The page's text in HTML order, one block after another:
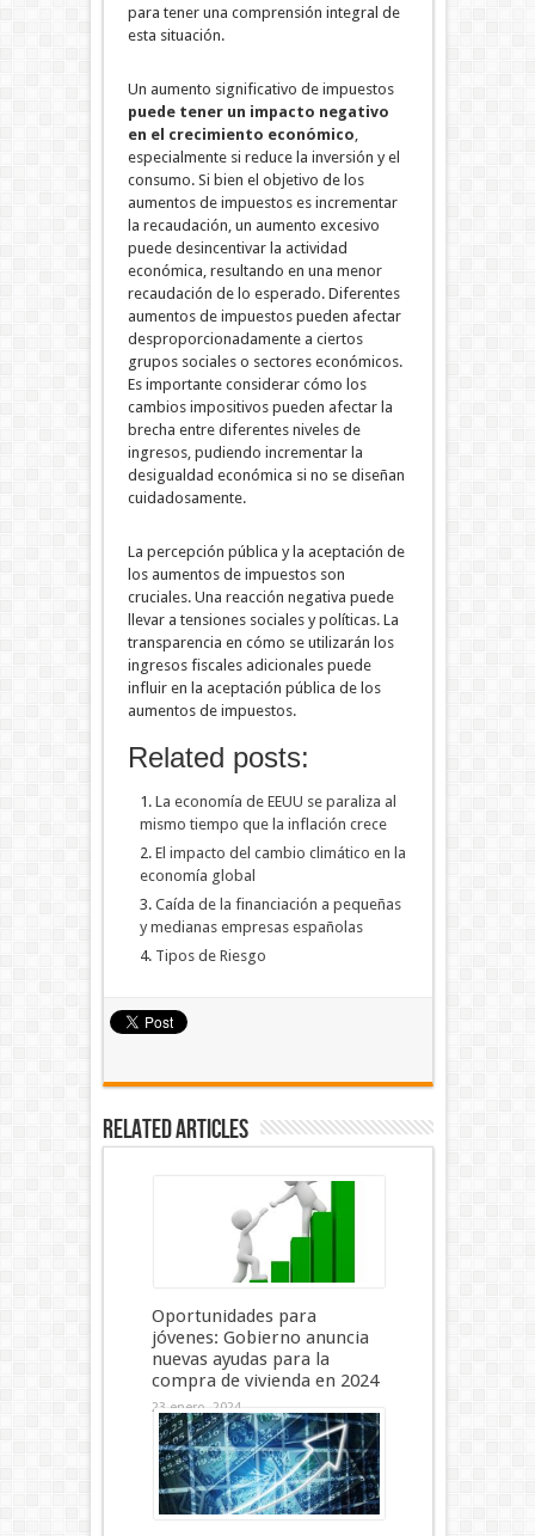
para tener una comprensión integral de
esta situación.
Un aumento significativo de impuestos
puede tener un impacto negativo
en el crecimiento económico,
especialmente si reduce la inversión y el
consumo. Si bien el objetivo de los
aumentos de impuestos es incrementar
la recaudación, un aumento excesivo
puede desincentivar la actividad
económica, resultando en una menor
recaudación de lo esperado. Diferentes
aumentos de impuestos pueden afectar
desproporcionadamente a ciertos
grupos sociales o sectores económicos.
Es importante considerar cómo los
cambios impositivos pueden afectar la
brecha entre diferentes niveles de
ingresos, pudiendo incrementar la
desigualdad económica si no se diseñan
cuidadosamente.
La percepción pública y la aceptación de
los aumentos de impuestos son
cruciales. Una reacción negativa puede
llevar a tensiones sociales y políticas. La
transparencia en cómo se utilizarán los
ingresos fiscales adicionales puede
influir en la aceptación pública de los
aumentos de impuestos.
Related posts:
La economía de EEUU se paraliza al
mismo tiempo que la inflación crece
El impacto del cambio climático en la
economía global
Caída de la financiación a pequeñas
y medianas empresas españolas
Tipos de Riesgo
Related Articles
Oportunidades para
jóvenes: Gobierno anuncia
nuevas ayudas para la
compra de vivienda en 2024
23 enero, 2024